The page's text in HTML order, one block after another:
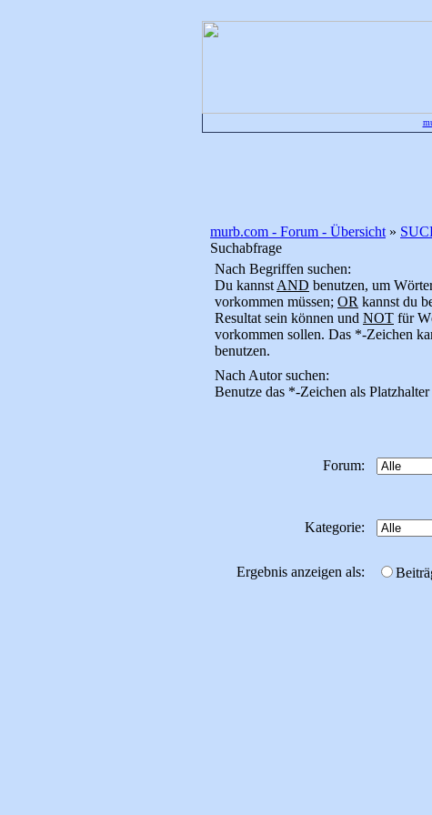
murb.com - Forum - Übersicht »
Suchabfrage
Nach Begriffen suchen:
Du kannst AND benutzen, um
vorkommen müssen; OR kannst du
Resultat sein können und NOT für
vorkommen sollen. Das *-Zeichen
benutzen.
Nach Autor suchen:
Benutze das *-Zeichen als Platzhalter
Forum:
Kategorie:
Ergebnis anzeigen als: